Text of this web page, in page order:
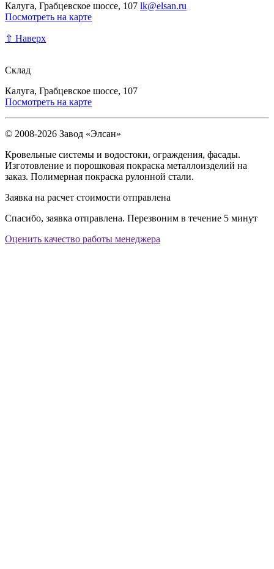
Калуга, Грабцевское шоссе, 107 lk@elsan.ru
Посмотреть на карте
⇧ Наверх
Склад
Калуга, Грабцевское шоссе, 107
Посмотреть на карте
© 2008-2026 Завод «Элсан»
Кровельные системы и водостоки, ограждения, фасады.
Изготовление и порошковая покраска металлоизделий на
заказ. Полимерная покраска рулонной стали.
Заявка на расчет стоимости отправлена
Спасибо, заявка отправлена. Перезвоним в течение 5 минут
Оценить качество работы менеджера